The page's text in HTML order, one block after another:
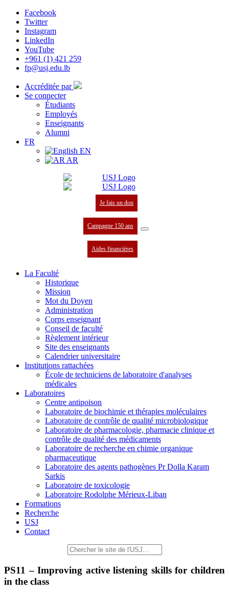
Facebook
Twitter
Instagram
LinkedIn
YouTube
+961 (1) 421 259
fp@usj.edu.lb
Accréditée par
Se connecter
Étudiants
Employés
Enseignants
Alumni
FR
EN
AR
Je fais un don
Campagne 150 ans
Aides financières
La Faculté
Historique
Mission
Mot du Doyen
Administration
Corps enseignant
Conseil de faculté
Règlement intérieur
Site des enseignants
Calendrier universitaire
Institutions rattachées
École de techniciens de laboratoire d'analyses
médicales
Laboratoires
Centre antipoison
Laboratoire de biochimie et thérapies moléculaires
Laboratoire de contrôle de qualité microbiologique
Laboratoire de pharmacologie, pharmacie clinique et
contrôle de qualité des médicaments
Laboratoire de recherche en chimie organique
pharmaceutique
Laboratoire des agents pathogènes Pr Dolla Karam
Sarkis
Laboratoire de toxicologie
Laboratoire Rodolphe Mérieux-Liban
Formations
Recherche
USJ
Contact
PS11 – Improving active listening skills for children
in the class